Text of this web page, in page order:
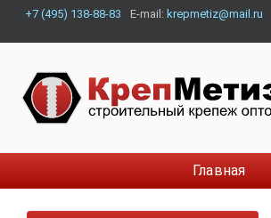
+7 (495) 138-88-83 E-mail: krepmetiz@mail.ru
Главная